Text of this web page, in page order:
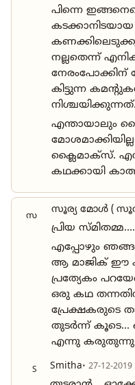
പിന്നെ
നല്ലതെന്ന്
കിട്ടുന്ന
എന്തായാലും
ക്ലൈമാക്സ്.
കഥക്കായി
സ സൂര്യ മോൾ (
പ്രിയ സ്മിതമ്മ....
എപ്പോഴും
ആ മാജിക്‌ ഈ
പ്രത്യേകം
ഒരു കഥ
പ്രേക്ഷകരുടെ
തുടർന്ന് കൂടെ...
എന്നു
S Smitha• 27-12-2019